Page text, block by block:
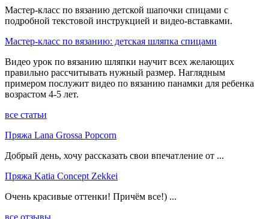
Мастер-класс по вязанию детской шапочки спицами с
подробной текстовой инструкцией и видео-вставками.
Мастер-класс по вязанию: детская шляпка спицами
Видео урок по вязанию шляпки научит всех желающих
правильно рассчитывать нужный размер. Наглядным
примером послужит видео по вязанию панамки для ребенка
возрастом 4-5 лет.
все статьи
Пряжа Lana Grossa Popcorn
Добрый день, хочу рассказать свои впечатление от ...
Пряжа Katia Concept Zekkei
Очень красивые оттенки! Причём все!) ...
все отзывы